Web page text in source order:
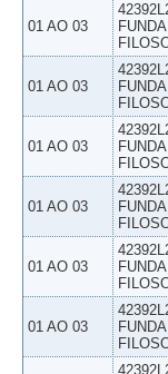
01 AO 03
01 AO 03
01 AO 03
01 AO 03
01 AO 03
01 AO 03